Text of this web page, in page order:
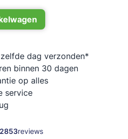
dag verzonden*
binnen 30 dagen
op alles
service
2853reviews